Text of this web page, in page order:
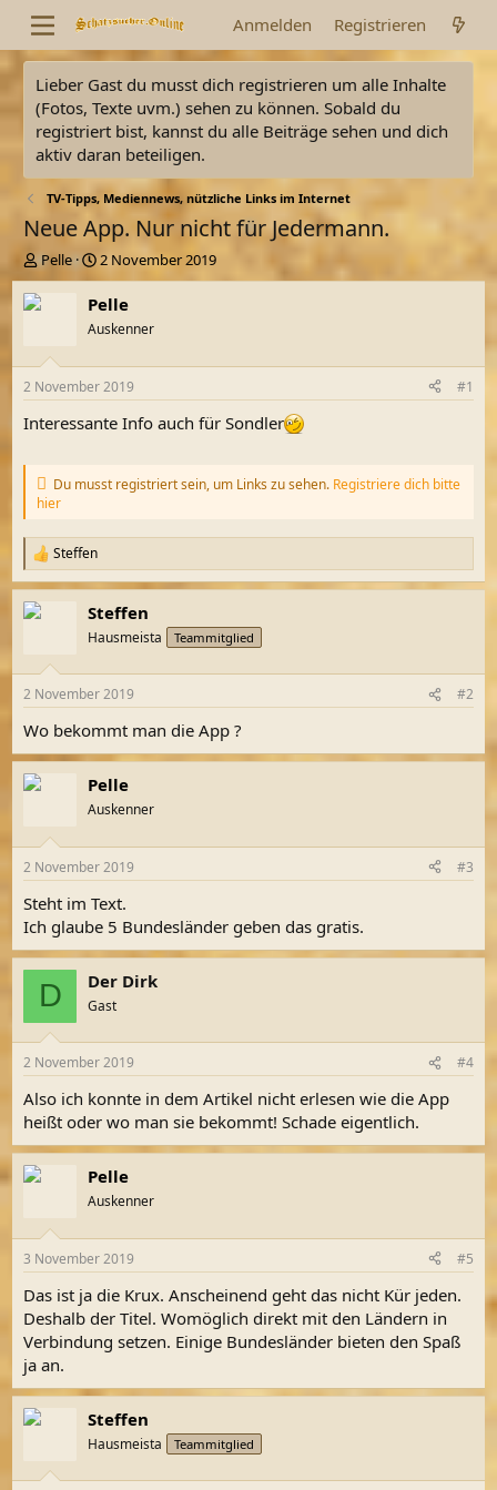
Anmelden Registrieren
Lieber Gast du musst dich registrieren um alle Inhalte
(Fotos, Texte uvm.) sehen zu können. Sobald du
registriert bist, kannst du alle Beiträge sehen und dich
aktiv daran beteiligen.
TV-Tipps, Mediennews, nützliche Links im Internet
Neue App. Nur nicht für Jedermann.
E
r
s
l
e
r
Pelle
E
r
s
e
t
a
2 November 2019
Pelle
Auskenner
2 November 2019 #1
Interessante Info auch für Sondler
Du musst registriert sein, um Links zu sehen. Registriere dich bitte
hier
R
e
a
k
e
:
Steffen
Steffen
Hausmeista Teammitglied
2 November 2019 #2
Wo bekommt man die App ?
Pelle
Auskenner
2 November 2019 #3
Steht im Text.
Ich glaube 5 Bundesländer geben das gratis.
D Der Dirk
Gast
2 November 2019 #4
Also ich konnte in dem Artikel nicht erlesen wie die App
heißt oder wo man sie bekommt! Schade eigentlich.
Pelle
Auskenner
3 November 2019 #5
Das ist ja die Krux. Anscheinend geht das nicht Kür jeden.
Deshalb der Titel. Womöglich direkt mit den Ländern in
Verbindung setzen. Einige Bundesländer bieten den Spaß
ja an.
Steffen
Hausmeista Teammitglied